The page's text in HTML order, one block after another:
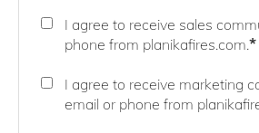
I agree to receive sales
phone from planikafires.com.*
I agree to receive marketing
email or phone from